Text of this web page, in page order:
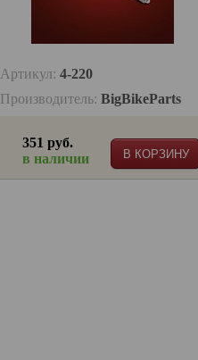
Артикул: 4-220
Производитель: BigBikeParts
В КОРЗИНУ
351 руб.
в наличии